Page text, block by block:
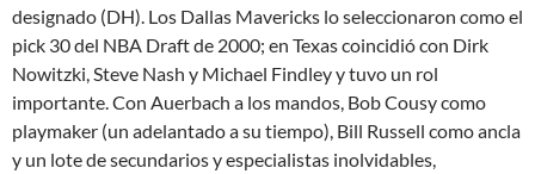
designado (DH). Los Dallas Mavericks lo seleccionaron como el
pick 30 del NBA Draft de 2000; en Texas coincidió con Dirk
Nowitzki, Steve Nash y Michael Findley y tuvo un rol
importante. Con Auerbach a los mandos, Bob Cousy como
playmaker (un adelantado a su tiempo), Bill Russell como ancla
y un lote de secundarios y especialistas inolvidables,